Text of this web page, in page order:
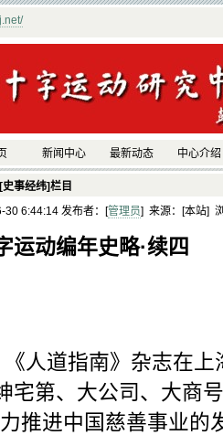
新闻中心 最新动态 中心介绍
[史事经纬]栏目
30 6:44:14 发布者：[管理员] 来源：[本站]
运动编年史略·续四
道指南》杂志在上
宅第、大公司、大商
推进中国慈善事业